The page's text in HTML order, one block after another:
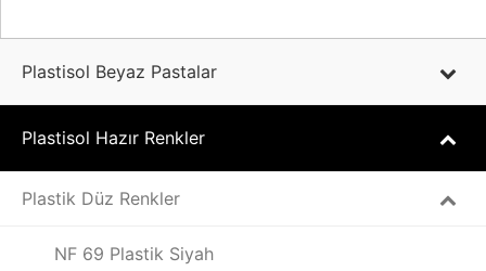
Plastisol Beyaz Pastalar
Plastisol Hazır Renkler
Plastik Düz Renkler
NF 69 Plastik Siyah